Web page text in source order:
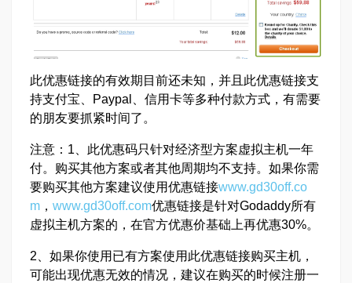
此优惠链接的有效期目前还未知，并且此优惠链接支
持支付宝、Paypal、信用卡等多种付款方式，有需要
的朋友要抓紧时间了。
注意：1、此优惠码只针对经济型方案虚拟主机一年
付。购买其他方案或者其他周期均不支持。如果你需
要购买其他方案建议使用优惠链接www.gd30off.co
m ， www.gd30off.com优惠链接是针对Godaddy所有
虚拟主机方案的，在官方优惠价基础上再优惠30%。
2、如果你使用已有方案使用此优惠链接购买主机，
可能出现优惠无效的情况，建议在购买的时候注册一